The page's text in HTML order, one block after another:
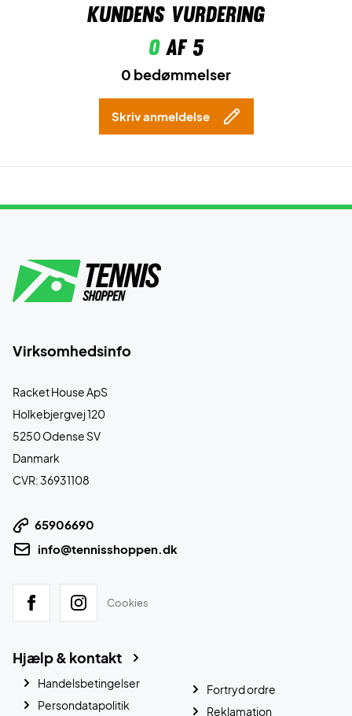
Kundens vurdering
0af 5
0 bedømmelser
Skriv anmeldelse
Virksomhedsinfo
Racket House ApS
Holkebjergvej 120
5250 Odense SV
Danmark
CVR: 36931108
65906690
info@tennisshoppen.dk
Cookies
Hjælp & kontakt
Handelsbetingelser
Persondatapolitik
Fortryd ordre
Reklamation